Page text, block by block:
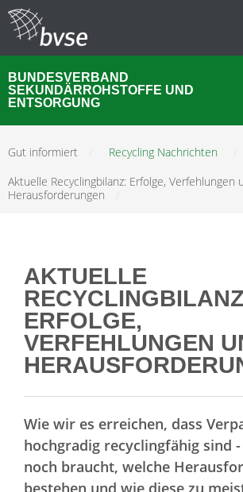
BUNDESVERBAND
SEKUNDÄRROHSTOFFE UND
ENTSORGUNG
Gut informiert Recycling Nachrichten
Aktuelle Recyclingbilanz: Erfolge, Verfehlungen
Herausforderungen
AKTUELLE
ERFOLGE,
VERFEHLUNGEN
Wie wir es erreichen, dass
hochgradig recyclingfähig sind
noch braucht, welche
bestehen und wie diese zu